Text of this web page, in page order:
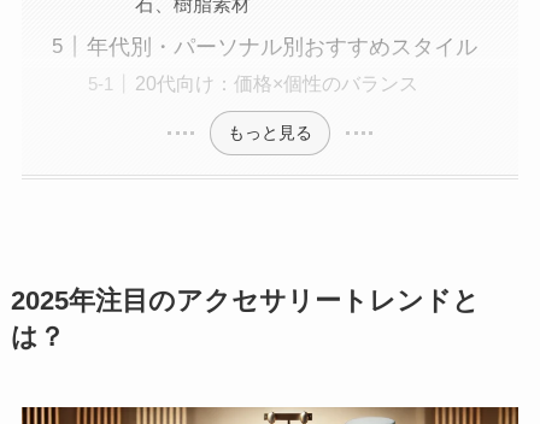
年代別・パーソナル別おすすめスタイル
20代向け：価格×個性のバランス
もっと見る
2025年注目のアクセサリートレンドと
は？